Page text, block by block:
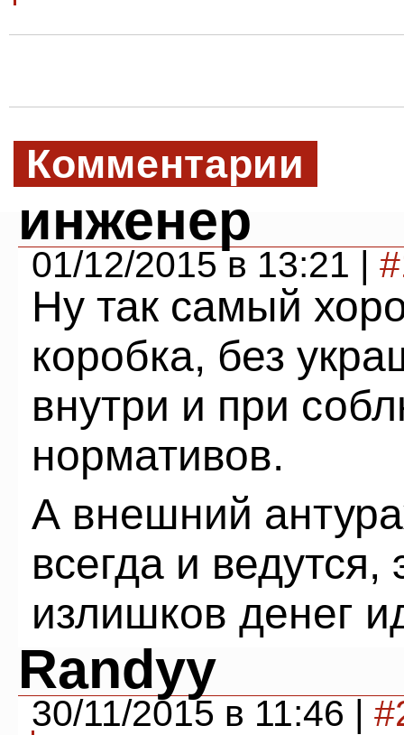
Комментарии
инженер
01/12/2015 в 13:21 |
Ну так самый
коробка, без
внутри и при
нормативов.
А внешний
всегда и
излишков денег
Randyy
30/11/2015 в 11:46 |